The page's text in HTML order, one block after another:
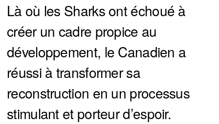
Là où les Sharks ont échoué à
créer un cadre propice au
développement, le Canadien a
réussi à transformer sa
reconstruction en un processus
stimulant et porteur d’espoir.